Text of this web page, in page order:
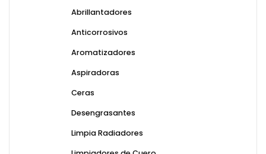
Abrillantadores
Anticorrosivos
Aromatizadores
Aspiradoras
Ceras
Desengrasantes
Limpia Radiadores